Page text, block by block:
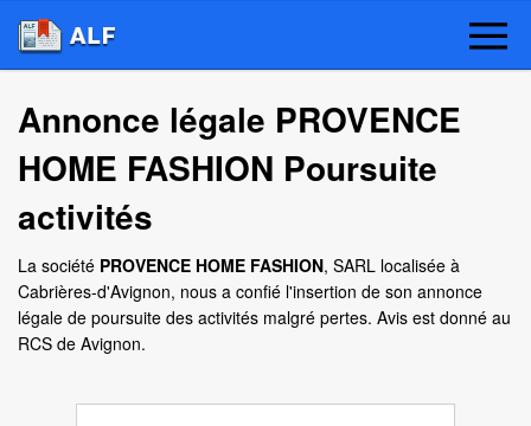
Annonce légale PROVENCE
HOME FASHION Poursuite
activités
La société PROVENCE HOME FASHION, SARL localisée à
Cabrières-d'Avignon, nous a confié l'insertion de son annonce
légale de poursuite des activités malgré pertes. Avis est donné au
RCS de Avignon.